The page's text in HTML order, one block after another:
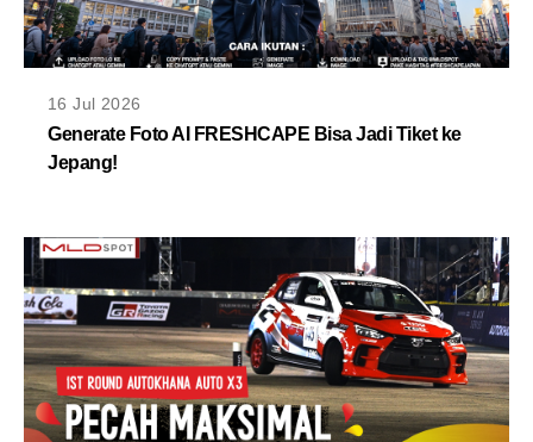
16 Jul 2026
Generate Foto AI FRESHCAPE Bisa Jadi Tiket ke
Jepang!